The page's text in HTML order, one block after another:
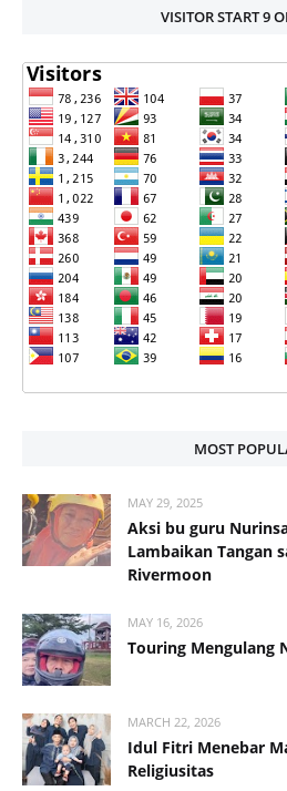
VISITOR START 9
MOST
MAY 29, 2025
Aksi bu guru
Lambaikan Tangan
Rivermoon
MAY 16, 2026
Touring Mengulang
MARCH 22, 2026
Idul Fitri Menebar
Religiusitas